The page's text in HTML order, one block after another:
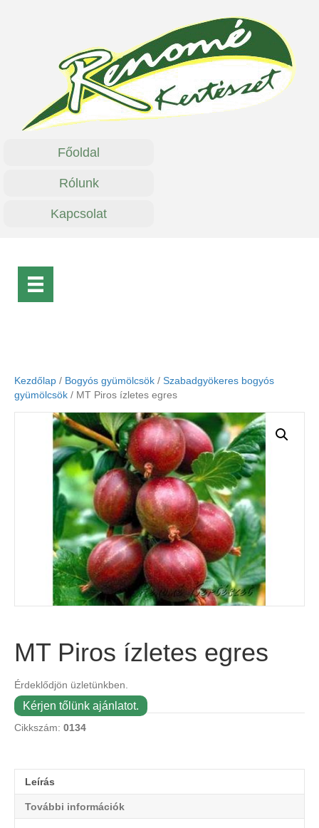
Főoldal
Rólunk
Kapcsolat
Kezdőlap / Bogyós gyümölcsök / Szabadgyökeres bogyós
gyümölcsök / MT Piros ízletes egres
MT Piros ízletes egres
Érdeklődjön üzletünkben.
Kérjen tőlünk ajánlatot.
Cikkszám: 0134
Leírás
További információk